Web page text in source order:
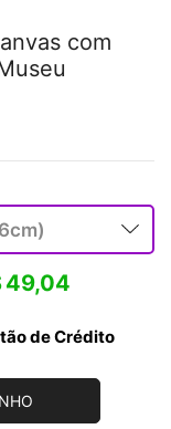
com
49,04
de Crédito